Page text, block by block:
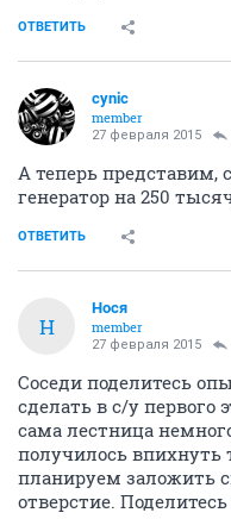
ОТВЕТИТЬ
cynic
member
27 февраля 2015
А теперь представим,
генератор на 250
ОТВЕТИТЬ
Н
Нося
member
27 февраля 2015
Соседи поделитесь
сделать в с/у первого
сама лестница
получилось впихнуть
планируем заложить
отверстие.